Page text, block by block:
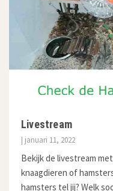
Livestream
| januari 11, 2022
Bekijk de livestream
knaagdieren of
hamsters tel jij? Welk